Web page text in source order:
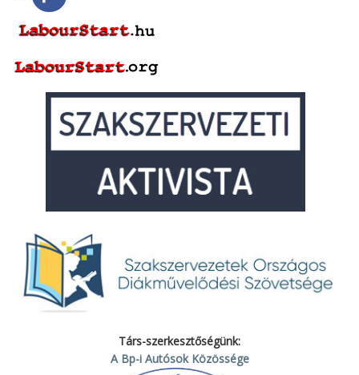
Társ-szerkesztőségünk:
A Bp-i Autósok Közössége